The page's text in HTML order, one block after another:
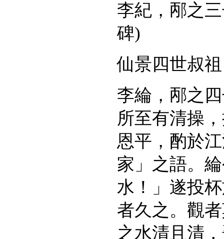
李紀，邴之
碑)
仙景四世叔祖
李綸，邴之
所至有清操
恩平，酌於
家」之語。
水！」遂投
者久之。觀
之水清且清